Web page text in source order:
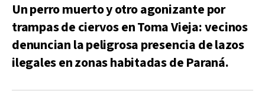
Un perro muerto y otro agonizante por
trampas de ciervos en Toma Vieja: vecinos
denuncian la peligrosa presencia de lazos
ilegales en zonas habitadas de Paraná.